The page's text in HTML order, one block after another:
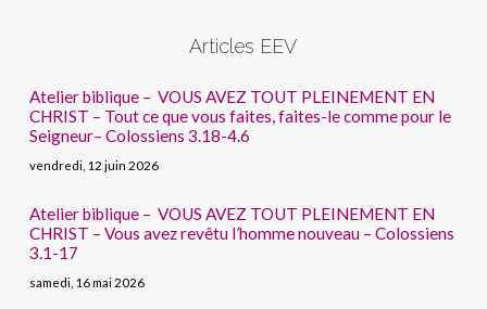
Articles EEV
Atelier biblique – VOUS AVEZ TOUT PLEINEMENT EN
CHRIST – Tout ce que vous faites, faites-le comme pour le
Seigneur– Colossiens 3.18-4.6
vendredi, 12 juin 2026
Atelier biblique – VOUS AVEZ TOUT PLEINEMENT EN
CHRIST – Vous avez revêtu l’homme nouveau – Colossiens
3.1-17
samedi, 16 mai 2026